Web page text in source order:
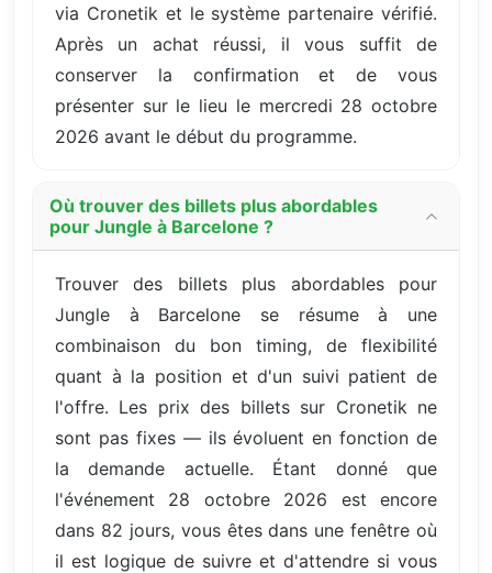
via Cronetik et le système partenaire vérifié.
Après un achat réussi, il vous suffit de
conserver la confirmation et de vous
présenter sur le lieu le mercredi 28 octobre
2026 avant le début du programme.
Où trouver des billets plus abordables
pour Jungle à Barcelone ?
Trouver des billets plus abordables pour
Jungle à Barcelone se résume à une
combinaison du bon timing, de flexibilité
quant à la position et d'un suivi patient de
l'offre. Les prix des billets sur Cronetik ne
sont pas fixes — ils évoluent en fonction de
la demande actuelle. Étant donné que
l'événement 28 octobre 2026 est encore
dans 82 jours, vous êtes dans une fenêtre où
il est logique de suivre et d'attendre si vous